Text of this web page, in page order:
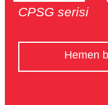
CPSG serisi
Hemen